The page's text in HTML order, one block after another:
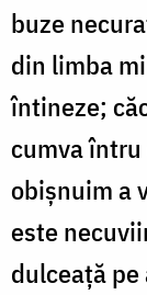
buze
din limba
întineze;
cumva
obișnuim a
este
dulceață